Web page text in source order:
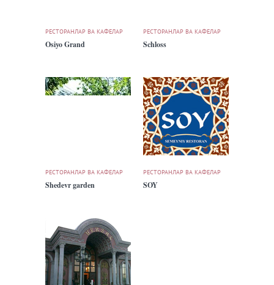
РЕСТОРАНЛАР ВА КАФЕЛАР
Osiyo Grand
РЕСТОРАНЛАР ВА КАФЕЛАР
Schloss
РЕСТОРАНЛАР ВА КАФЕЛАР
Shedevr garden
РЕСТОРАНЛАР ВА КАФЕЛАР
SOY